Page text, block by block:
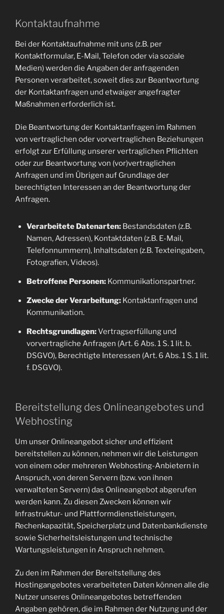
Kontaktaufnahme
Bei der Kontaktaufnahme mit uns (z.B. per
Kontaktformular, E-Mail, Telefon oder via soziale
Medien) werden die Angaben der anfragenden
Personen verarbeitet, soweit dies zur Beantwortung
der Kontaktanfragen und etwaiger angefragter
Maßnahmen erforderlich ist.
Die Beantwortung der Kontaktanfragen im Rahmen
von vertraglichen oder vorvertraglichen Beziehungen
erfolgt zur Erfüllung unserer vertraglichen Pflichten
oder zur Beantwortung von (vor)vertraglichen
Anfragen und im Übrigen auf Grundlage der
berechtigten Interessen an der Beantwortung der
Anfragen.
Verarbeitete Datenarten:Bestandsdaten (z.B.
Namen, Adressen), Kontaktdaten (z.B. E-Mail,
Telefonnummern), Inhaltsdaten (z.B. Texteingaben,
Fotografien, Videos).
Betroffene Personen:Kommunikationspartner.
Zwecke der Verarbeitung:Kontaktanfragen und
Kommunikation.
Rechtsgrundlagen:Vertragserfüllung und
vorvertragliche Anfragen (Art. 6 Abs. 1 S. 1 lit. b.
DSGVO), Berechtigte Interessen (Art. 6 Abs. 1 S. 1 lit.
f. DSGVO).
Bereitstellung des Onlineangebotes und
Webhosting
Um unser Onlineangebot sicher und effizient
bereitstellen zu können, nehmen wir die Leistungen
von einem oder mehreren Webhosting-Anbietern in
Anspruch, von deren Servern (bzw. von ihnen
verwalteten Servern) das Onlineangebot abgerufen
werden kann. Zu diesen Zwecken können wir
Infrastruktur- und Plattformdienstleistungen,
Rechenkapazität, Speicherplatz und Datenbankdienste
sowie Sicherheitsleistungen und technische
Wartungsleistungen in Anspruch nehmen.
Zu den im Rahmen der Bereitstellung des
Hostingangebotes verarbeiteten Daten können alle die
Nutzer unseres Onlineangebotes betreffenden
Angaben gehören, die im Rahmen der Nutzung und der